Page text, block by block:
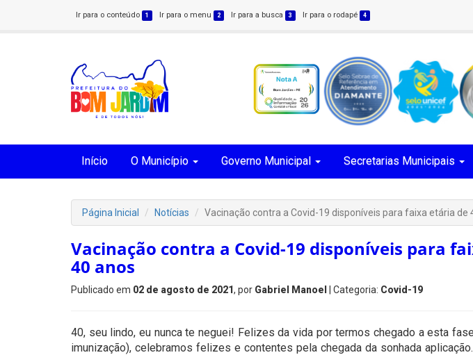
Ir para o conteúdo 1 Ir para o menu 2 Ir para a busca 3 Ir para o rodapé 4
Início O Município Governo Municipal Secretarias Municipais
Página Inicial Notícias Vacinação contra a Covid-19 disponíveis para faixa etária de
Vacinação contra a Covid-19 disponíveis para
40 anos
Publicado em 02 de agosto de 2021, por Gabriel Manoel | Categoria: Covid-19
40, seu lindo, eu nunca te neguei! Felizes da vida por termos chegado a esta
imunização), celebramos felizes e contentes pela chegada da sonhada